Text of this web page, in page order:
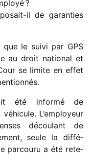
?
il de garan­ties
que le suivi par GPS
au droit natio­nal et
se limite en effet
été informé de
véhi­cule. L’employeur
décou­lant de
seule la diffé­
parcouru a été rete­